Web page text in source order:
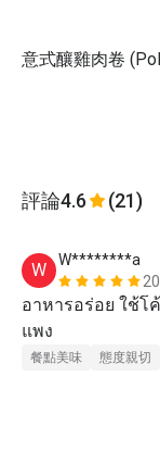
意式釀雞肉卷
評論4.6 (21)
W
W********a
อาหารอร่อย ใช้โ
แพง
餐點美味 態度親切